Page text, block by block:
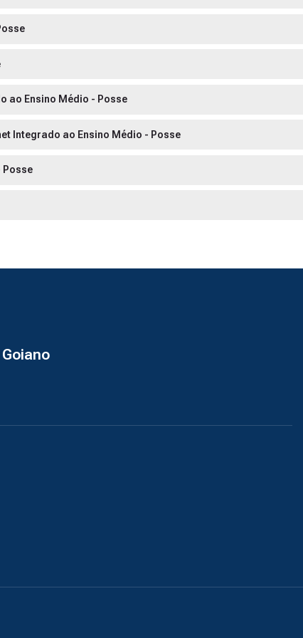
ao Ensino Médio - Posse
Integrado ao Ensino Médio - Posse
Posse